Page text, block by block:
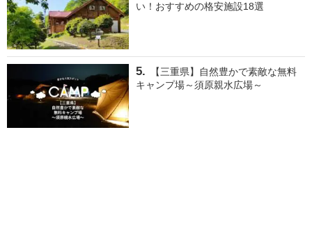
い！おすすめの格安施設18選
【三重県】自然豊かで素敵な無料
キャンプ場～須原親水広場～